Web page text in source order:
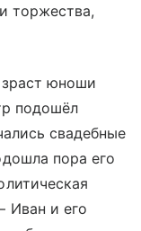
торжества,
юноши
подошёл
свадебные
пора его
Иван и его